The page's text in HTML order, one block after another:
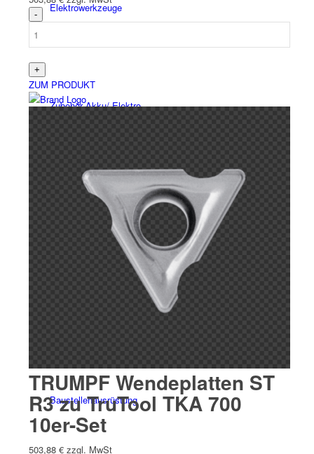
Elektro­werk­zeuge
Zubehör Akku/ Elektro
Schweiß­werk­zeuge
Bau­stellen­aus­rüstung
ZUM PRODUKT
TRUMPF Wendeplatten ST
R3 zu TruTool TKA 700
10er-Set
503,88 € zzgl. MwSt